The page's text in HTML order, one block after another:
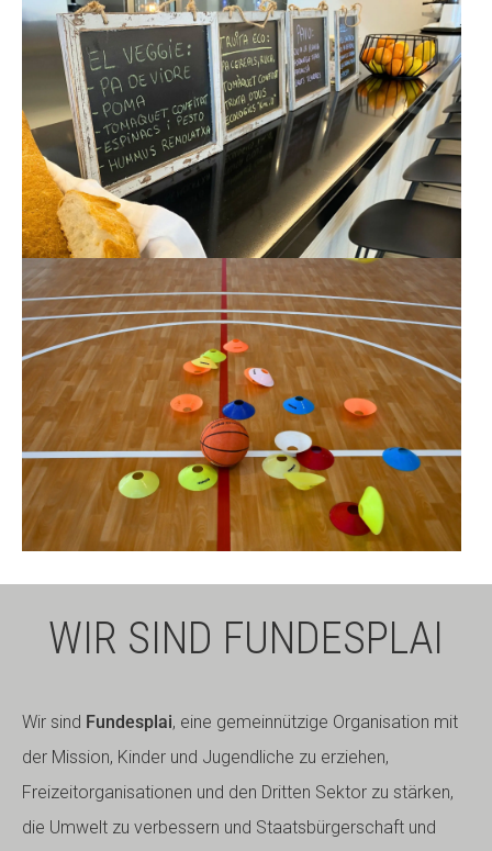
WIR SIND FUNDESPLAI
Wir sind Fundesplai, eine gemeinnützige Organisation mit
der Mission, Kinder und Jugendliche zu erziehen,
Freizeitorganisationen und den Dritten Sektor zu stärken,
die Umwelt zu verbessern und Staatsbürgerschaft und